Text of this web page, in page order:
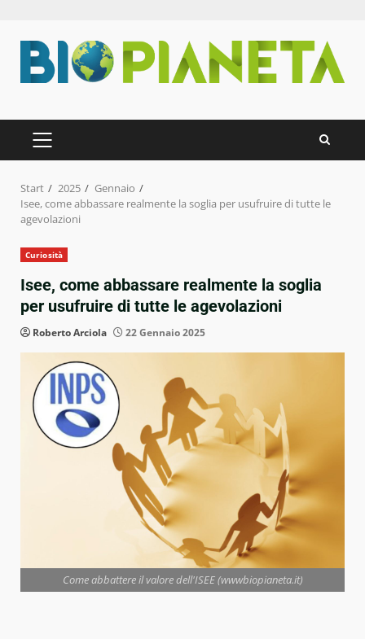
Inhalt
springen
PRIMÄRES
MENÜ
Start 2025
Gennaio
Isee, come abbassare realmente la soglia per usufruire di tutte le
agevolazioni
Curiosità
Isee, come abbassare realmente la soglia
per usufruire di tutte le agevolazioni
Roberto Arciola 22 Gennaio 2025
Come abbattere il valore dell'ISEE (wwwbiopianeta.it)